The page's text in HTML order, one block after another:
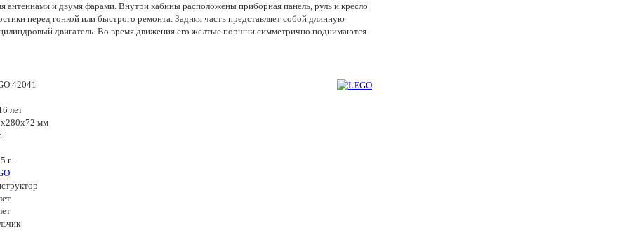
и двумя фарами. Внутри кабины расположены приборная панель, руль и кресло
перед гонкой или быстрого ремонта. Задняя часть представляет собой длинную
двигатель. Во время движения его жёлтые поршни симметрично поднимаются
42041
лет
мм
г.